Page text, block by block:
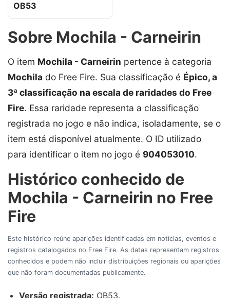
OB53
Sobre Mochila - Carneirin
O item Mochila - Carneirin pertence à categoria
Mochila do Free Fire. Sua classificação é Épico, a
3ª classificação na escala de raridades do Free
Fire. Essa raridade representa a classificação
registrada no jogo e não indica, isoladamente, se o
item está disponível atualmente. O ID utilizado
para identificar o item no jogo é 904053010.
Histórico conhecido de
Mochila - Carneirin no Free
Fire
Este histórico reúne aparições identificadas em notícias, eventos e
registros catalogados no Free Fire. As datas representam registros
conhecidos e podem não incluir distribuições regionais ou aparições
que não foram documentadas publicamente.
Versão registrada: OB53.